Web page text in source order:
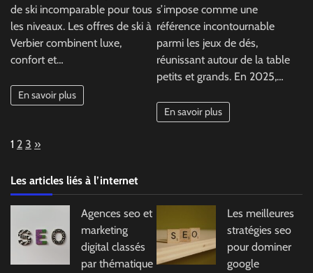
de ski incomparable pour tous
les niveaux. Les offres de ski à
Verbier combinent luxe,
confort et…
En savoir plus
s’impose comme une
référence incontournable
parmi les jeux de dés,
réunissant autour de la table
petits et grands. En 2025,…
En savoir plus
Page:
1 2 3 Next
»
Les articles liés à l’internet
Agences seo et
marketing
digital classés
par thématique
Les meilleures
stratégies seo
pour dominer
google